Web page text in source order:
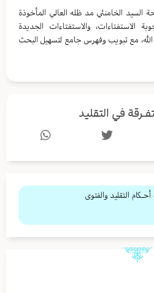
الخامنئي مد ظله العالي المأخوذة
الاستفتاءات، والاستفتاءات الجديدة
مع تبويب وفهرس جامع لتسهيل البحث
في التقليد
أحـكام التقليد والفتوى